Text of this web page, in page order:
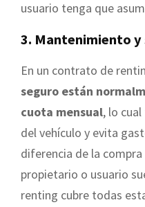
usuario tenga que
3. Mantenimiento
En un contrato de
seguro están
cuota mensual, lo
del vehículo y evita
diferencia de la
propietario o usuario
renting cubre todas